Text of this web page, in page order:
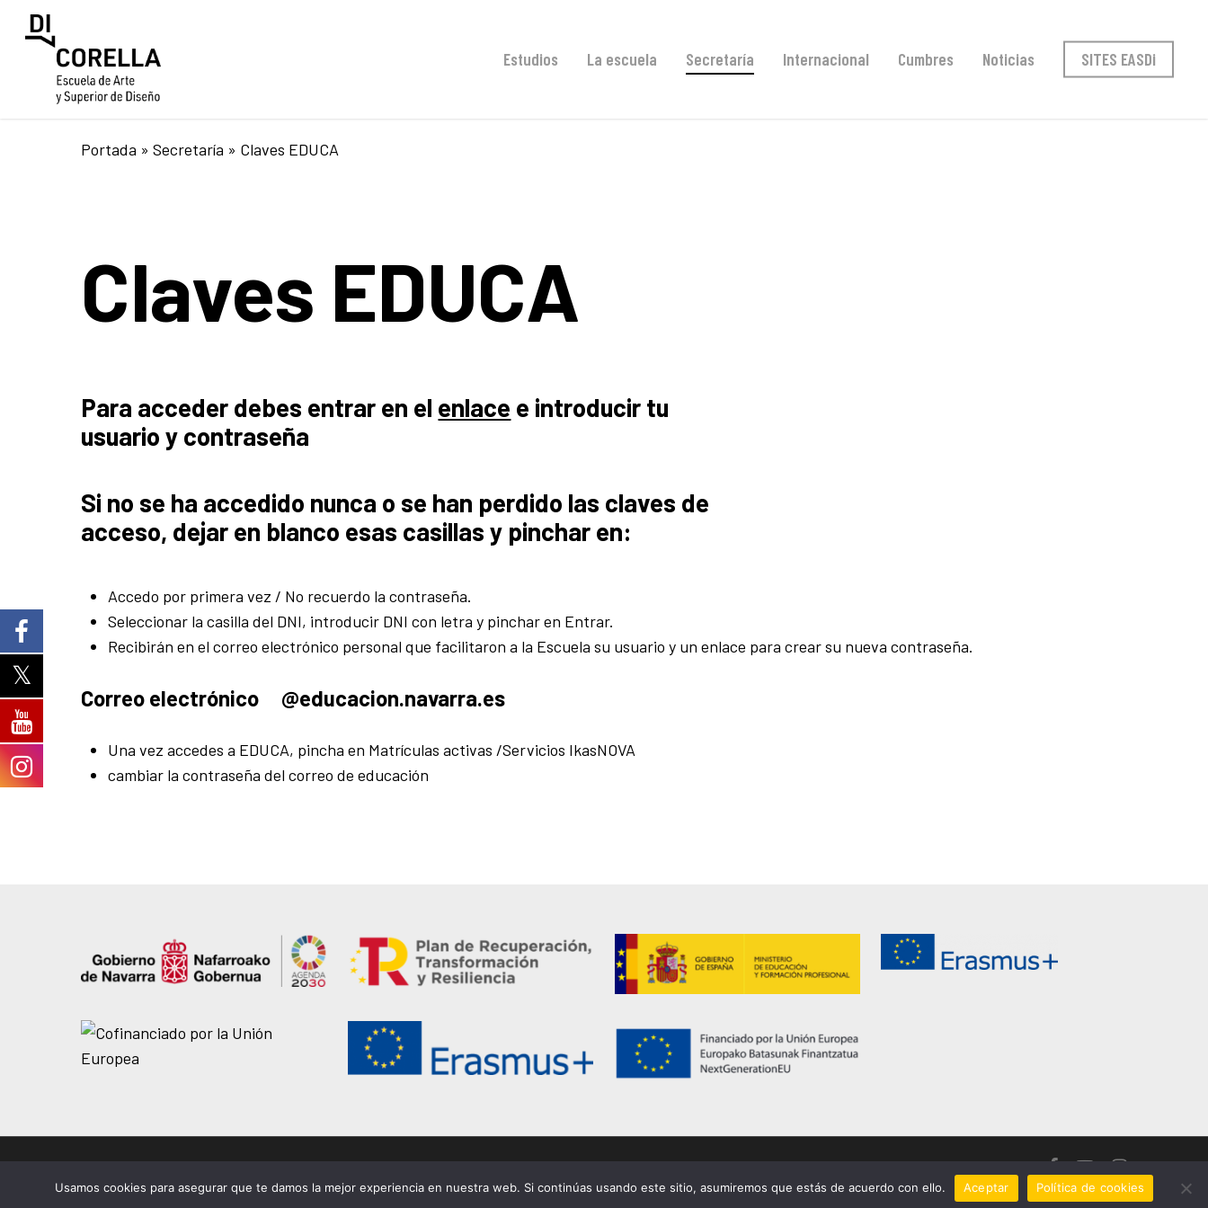
Estudios La escuela Secretaría Internacional Cumbres Noticias SITES EASDi
Portada » Secretaría » Claves EDUCA
Claves EDUCA
Para acceder debes entrar en el enlace e introducir tu
usuario y contraseña
Si no se ha accedido nunca o se han perdido las claves de
acceso, dejar en blanco esas casillas y pinchar en:
Accedo por primera vez / No recuerdo la contraseña.
Seleccionar la casilla del DNI, introducir DNI con letra y pinchar en Entrar.
Recibirán en el correo electrónico personal que facilitaron a la Escuela su usuario y un enlace para crear su nueva contraseña.
Correo electrónico @educacion.navarra.es
Una vez accedes a EDUCA, pincha en Matrículas activas /Servicios IkasNOVA
cambiar la contraseña del correo de educación
Aviso legal
facebookyoutubeinstagram
Usamos cookies para asegurar que te damos la mejor experiencia en nuestra web. Si continúas usando este sitio, asumiremos que estás de acuerdo con ello. Aceptar Política de cookies